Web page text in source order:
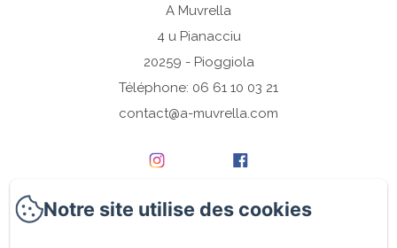
A Muvrella
4 u Pianacciu
20259 - Pioggiola
Téléphone: 06 61 10 03 21
contact@a-muvrella.com
Accueil
Notre site utilise des cookies